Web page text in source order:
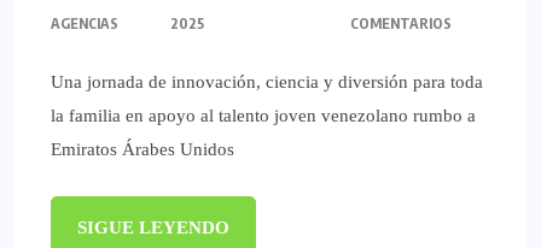
AGENCIAS
2025
COMENTARIOS
Una jornada de innovación, ciencia y diversión para toda
la familia en apoyo al talento joven venezolano rumbo a
Emiratos Árabes Unidos
SIGUE LEYENDO